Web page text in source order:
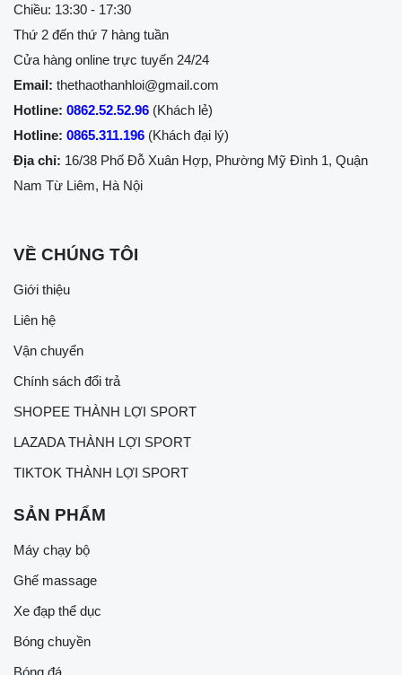
Chiều: 13:30 - 17:30
Thứ 2 đến thứ 7 hàng tuần
Cửa hàng online trực tuyến 24/24
Email: thethaothanhloi@gmail.com
Hotline: 0862.52.52.96 (Khách lẻ)
Hotline: 0865.311.196 (Khách đại lý)
Địa chỉ: 16/38 Phố Đỗ Xuân Hợp, Phường Mỹ Đình 1, Quận
Nam Từ Liêm, Hà Nội
VỀ CHÚNG TÔI
Giới thiệu
Liên hệ
Vận chuyển
Chính sách đổi trả
SHOPEE THÀNH LỢI SPORT
LAZADA THÀNH LỢI SPORT
TIKTOK THÀNH LỢI SPORT
SẢN PHẨM
Máy chạy bộ
Ghế massage
Xe đạp thể dục
Bóng chuyền
Bóng đá